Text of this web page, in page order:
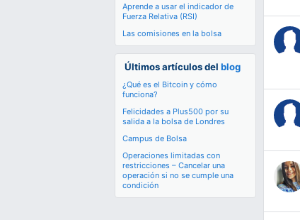
Aprende a usar el indicador de
Fuerza Relativa (RSI)
Las comisiones en la bolsa
Últimos artículos delblog
¿Qué es el Bitcoin y cómo
funciona?
Felicidades a Plus500 por su
salida a la bolsa de Londres
Campus de Bolsa
Operaciones limitadas con
restricciones – Cancelar una
operación si no se cumple una
condición